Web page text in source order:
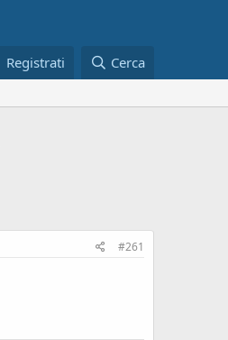
Registrati Cerca
#261